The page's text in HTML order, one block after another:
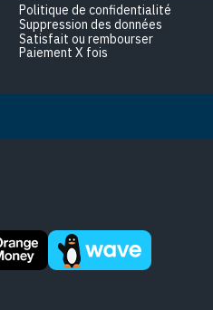
Politique de confidentialité
Suppression des données
Satisfait ou rembourser
Paiement X fois